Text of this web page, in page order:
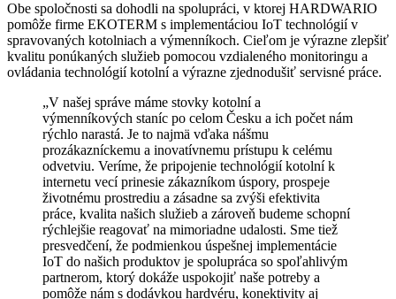
Obe spoločnosti sa dohodli na spolupráci, v ktorej HARDWARIO
pomôže firme EKOTERM s implementáciou IoT technológií v
spravovaných kotolniach a výmenníkoch. Cieľom je výrazne zlepšiť
kvalitu ponúkaných služieb pomocou vzdialeného monitoringu a
ovládania technológií kotolní a výrazne zjednodušiť servisné práce.
„V našej správe máme stovky kotolní a
výmenníkových staníc po celom Česku a ich počet nám
rýchlo narastá. Je to najmä vďaka nášmu
prozákazníckemu a inovatívnemu prístupu k celému
odvetviu. Veríme, že pripojenie technológií kotolní k
internetu vecí prinesie zákazníkom úspory, prospeje
životnému prostrediu a zásadne sa zvýši efektivita
práce, kvalita našich služieb a zároveň budeme schopní
rýchlejšie reagovať na mimoriadne udalosti. Sme tiež
presvedčení, že podmienkou úspešnej implementácie
IoT do našich produktov je spolupráca so spoľahlivým
partnerom, ktorý dokáže uspokojiť naše potreby a
pomôže nám s dodávkou hardvéru, konektivity aj